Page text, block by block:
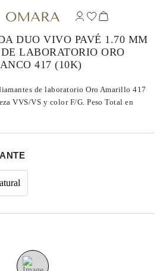
DUO VIVO PAVÉ 1.70 MM
LABORATORIO ORO
417 (10K)
de laboratorio Oro Amarillo 417
VVS/VS y color F/G. Peso Total en